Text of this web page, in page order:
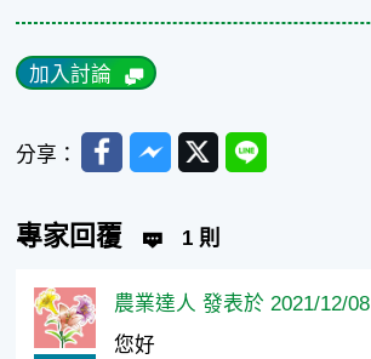
加入討論
分享： FacebookMessenger
TwitterLine
專家回覆 1 則
農業達人 發表於 2021/12/08
您好